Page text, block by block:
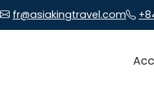
fr@asiakingtravel.com